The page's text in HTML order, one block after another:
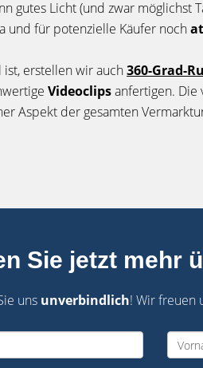
gutes Licht (und zwar möglichst
und für potenzielle Käufer noch
ist, erstellen wir auch360-Grad-
Videoclipsanfertigen. Die
Aspekt der gesamten
Sie jetzt mehr
uns unverbindlich! Wir freuen